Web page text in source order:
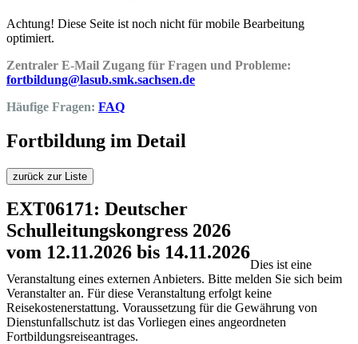
Achtung! Diese Seite ist noch nicht für mobile Bearbeitung
optimiert.
Zentraler E-Mail Zugang für Fragen und Probleme:
fortbildung@lasub.smk.sachsen.de
Häufige Fragen: FAQ
Fortbildung im Detail
zurück zur Liste
EXT06171: Deutscher
Schulleitungskongress 2026
vom 12.11.2026 bis 14.11.2026
Dies ist eine
Veranstaltung eines externen Anbieters. Bitte melden Sie sich beim
Veranstalter an. Für diese Veranstaltung erfolgt keine
Reisekostenerstattung. Voraussetzung für die Gewährung von
Dienstunfallschutz ist das Vorliegen eines angeordneten
Fortbildungsreiseantrages.